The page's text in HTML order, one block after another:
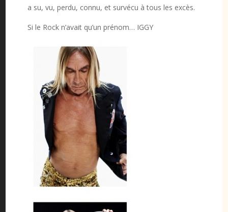
a su, vu, perdu, connu, et survécu à tous les excès.
Si le Rock n’avait qu’un prénom… IGGY